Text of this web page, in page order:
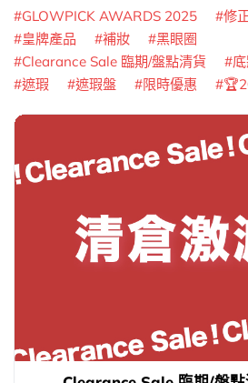
GLOWPICK AWARDS 2025
修
皇牌產品
補妝
黑眼圈
Clearance Sale 臨期/盤點清貨
遮瑕
遮瑕盤 限時優惠